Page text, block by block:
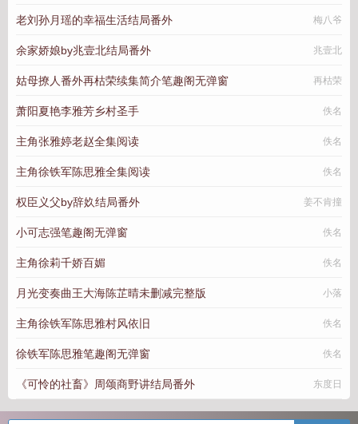
老刘孙月瑶的幸福生活结局番外 梅八爷
余家娇娘by兆壹北结局番外 兆壹北
姑母撩人番外再枯荣续集简介笔趣阁无弹窗 再枯荣
萧阳夏艳李雅芳乡村圣手 佚名
主角张雅婷老赵全集阅读 佚名
主角徐铁军陈思雅全集阅读 佚名
权臣义父by辞奺结局番外 姜不肯撞
小可志强笔趣阁无弹窗 佚名
主角徐莉千娇百媚 佚名
月光变奏曲王大海陈芷晴未删减完整版 小落
主角徐铁军陈思雅村风依旧 佚名
徐铁军陈思雅笔趣阁无弹窗 佚名
《可怜的社畜》周颂商野讲结局番外 东度日